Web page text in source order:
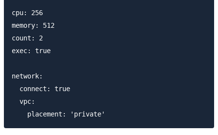
cpu: 256
memory: 512
count: 2
exec: true
network:
  connect: true
  vpc: